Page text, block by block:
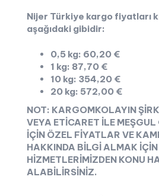
Nijer Türkiye kargo fiyatları
aşağıdaki gibidir:
0,5 kg: 60,20 €
1 kg: 87,70 €
10 kg: 354,20 €
20 kg: 572,00 €
NOT: KARGOMKOLAYIN
VEYA ETİCARET İLE
İÇİN ÖZEL FİYATLAR VE
HAKKINDA BİLGİ ALMAK İÇİN
HİZMETLERİMİZDEN KONU
ALABİLİRSİNİZ.